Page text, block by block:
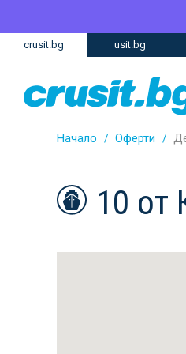
Премини
съдържание
Премини
crusit.bg usit.bg
Начало Оферти
10 от